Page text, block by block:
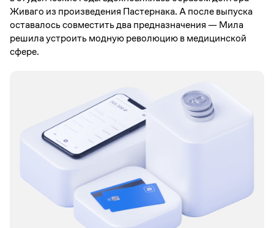
Живаго из произведения Пастернака. А после выпуска
оставалось совместить два предназначения — Мила
решила устроить модную революцию в медицинской
сфере.